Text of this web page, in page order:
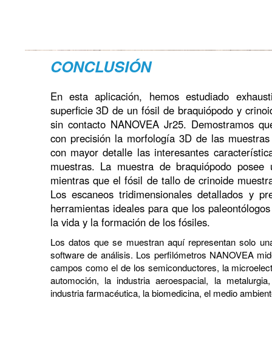
CONCLUSIÓN
En esta aplicación, hemos estudiado
superficie 3D de un fósil de braquiópodo y
sin contacto NANOVEA Jr25. Demostramos
con precisión la morfología 3D de las
con mayor detalle las interesantes
muestras. La muestra de braquiópodo
mientras que el fósil de tallo de crinoide
Los escaneos tridimensionales detallados y
herramientas ideales para que los
la vida y la formación de los fósiles.
Los datos que se muestran aquí representan solo
software de análisis. Los perfilómetros NANOVEA
campos como el de los semiconductores, la
automoción, la industria aeroespacial, la
industria farmacéutica, la biomedicina, el medio